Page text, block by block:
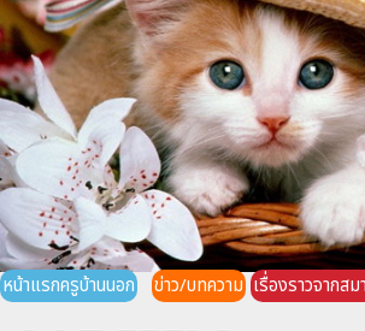
หน้าแรกครูบ้านนอก ข่าว/บทความ เรื่องราวจากสม